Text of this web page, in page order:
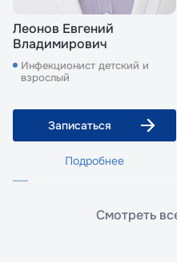
Леонов Евгений
Владимирович
Инфекционист детский и
взрослый
Записаться
Подробнее
Смотреть